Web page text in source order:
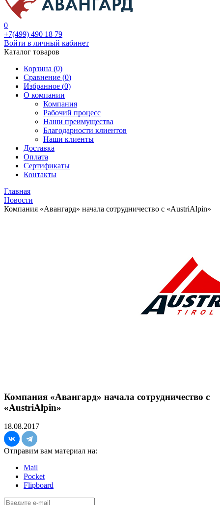
0
+7(499) 490 18 79
Войти в личный кабинет
Каталог товаров
Корзина (0)
Сравнение (0)
Избранное (0)
О компании
Компания
Рабочий процесс
Наши преимущества
Благодарности клиентов
Наши клиенты
Доставка
Оплата
Сертификаты
Контакты
Главная
Новости
Компания «Авангард» начала сотрудничество с «AustriAlpin»
Компания «Авангард» начала сотрудничество с
«AustriAlpin»
18.08.2017
Отправим вам материал на:
Mail
Pocket
Flipboard